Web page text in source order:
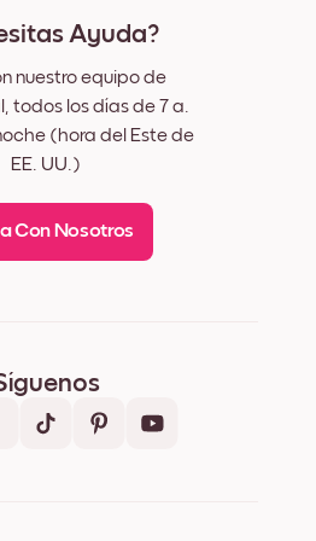
Ayuda?
nuestro equipo de
todos los días de 7 a.
(hora del Este de
EE. UU.)
Con Nosotros